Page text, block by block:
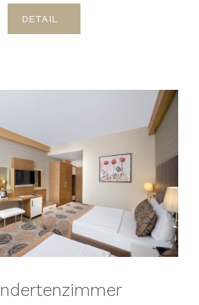
DETAIL